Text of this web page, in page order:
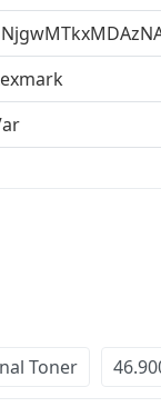
Toner